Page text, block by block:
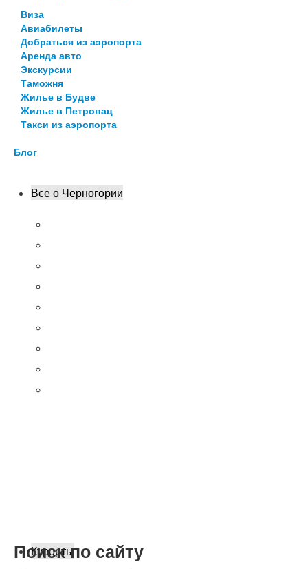
Виза
Авиабилеты
Добраться из аэропорта
Аренда авто
Экскурсии
Таможня
Жилье в Будве
Жилье в Петровац
Такси из аэропорта
Блог
Все о Черногории
Курорты
Поискпо сайту